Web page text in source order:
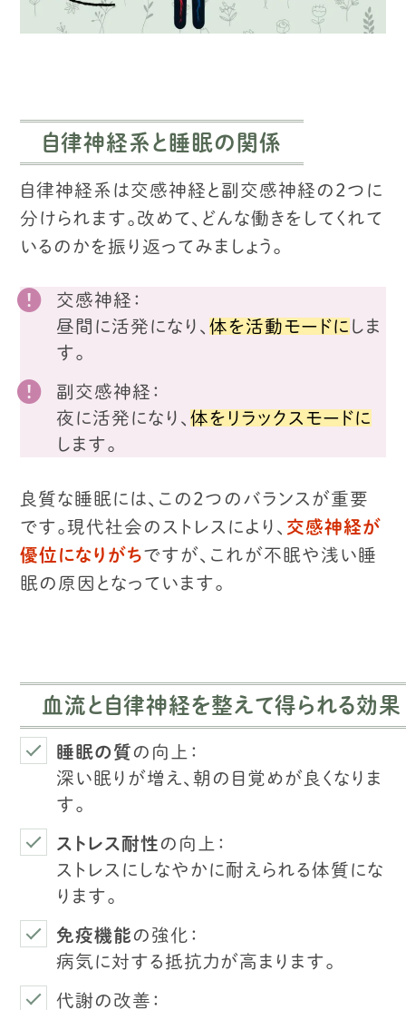
自律神経系と睡眠の関係
自律神経系は交感神経と副交感神経の2つに
分けられます。 改めて、どんな働きをしてくれて
いるのかを振り返ってみましょう。
交感神経：
昼間に活発になり、 体を活動モードに しま
す。
副交感神経：
夜に活発になり、 体をリラックスモードに
します。
良質な睡眠には、この2つのバランスが重要
です。 現代社会のストレスにより、 交感神経が
優位になりがちですが、 これが不眠や浅い睡
眠の原因となっています。
血流と自律神経を整えて得られる効果
睡眠の質 の向上：
深い眠りが増え、朝の目覚めが良くなりま
す。
ストレス耐性 の向上：
ストレスにしなやかに耐えられる体質にな
ります。
免疫機能 の強化：
病気に対する抵抗力が高まります。
代謝の改善：